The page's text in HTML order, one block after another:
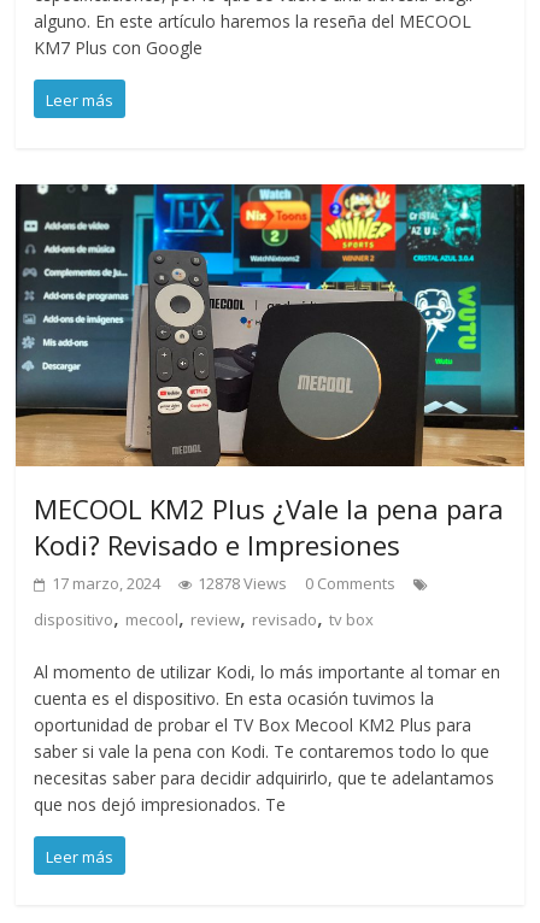
alguno. En este artículo haremos la reseña del MECOOL
KM7 Plus con Google
Leer más
MECOOL KM2 Plus ¿Vale la pena para
Kodi? Revisado e Impresiones
17 marzo, 2024 12878 Views
0 Comments
dispositivo, mecool, review, revisado,tv box
Al momento de utilizar Kodi, lo más importante al tomar en
cuenta es el dispositivo. En esta ocasión tuvimos la
oportunidad de probar el TV Box Mecool KM2 Plus para
saber si vale la pena con Kodi. Te contaremos todo lo que
necesitas saber para decidir adquirirlo, que te adelantamos
que nos dejó impresionados. Te
Leer más